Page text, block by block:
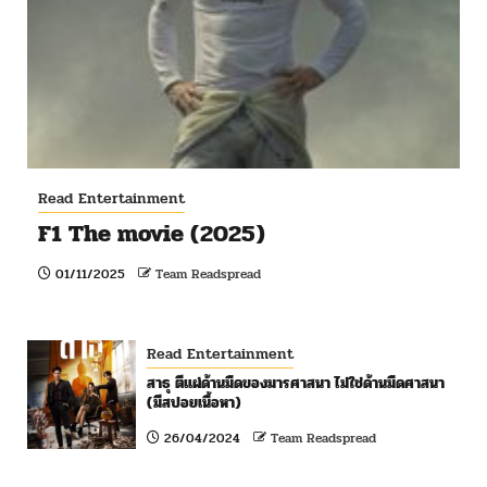
Read Entertainment
F1 The movie (2025)
01/11/2025 Team Readspread
Read Entertainment
สาธุ ตีแผ่ด้านมืดของมารศาสนา ไม่ใช่ด้านมืดศาสนา
(มีสปอยเนื้อหา)
26/04/2024 Team Readspread